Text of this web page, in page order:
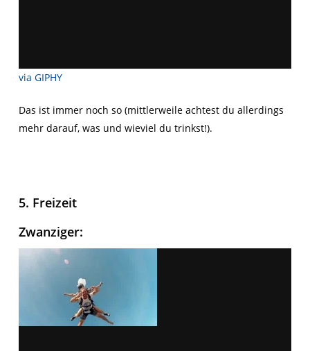
via GIPHY
Das ist immer noch so (mittlerweile achtest du allerdings
mehr darauf, was und wieviel du trinkst!).
5. Freizeit
Zwanziger: